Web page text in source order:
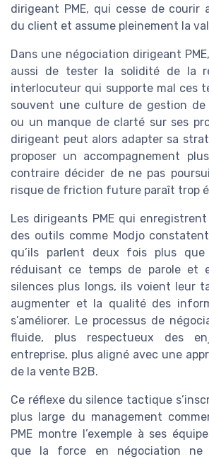
dirigeant PME, qui cesse de courir
du client et assume pleinement la
Dans une négociation dirigeant
aussi de tester la solidité de la
interlocuteur qui supporte mal ces
souvent une culture de gestion de
ou un manque de clarté sur ses
dirigeant peut alors adapter sa
proposer un accompagnement
contraire décider de ne pas
risque de friction future paraît trop
Les dirigeants PME qui
des outils comme Modjo
qu’ils parlent deux fois plus
réduisant ce temps de parole et
silences plus longs, ils voient leur
augmenter et la qualité des
s’améliorer. Le processus de
fluide, plus respectueux des
entreprise, plus aligné avec une
de la vente B2B.
Ce réflexe du silence tactique
plus large du management
PME montre l’exemple à ses
que la force en négociation